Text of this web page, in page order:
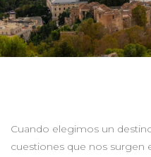
Cuando elegimos un
cuestiones que nos surgen